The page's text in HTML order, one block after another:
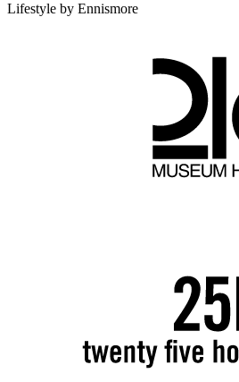
Lifestyle by Ennismore